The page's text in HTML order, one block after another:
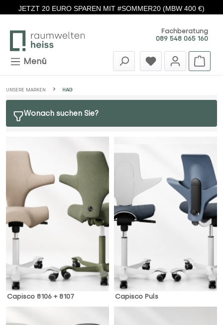
Zum Hauptinhalt springen
JETZT 20 EURO SPAREN MIT #SOMMER20 (MBW 400 €)
Fachberatung
089 548 065 160
Menü
UNSERE MARKEN HAG
Wonach suchen Sie?
Capisco 8106 + 8107 Capisco Puls